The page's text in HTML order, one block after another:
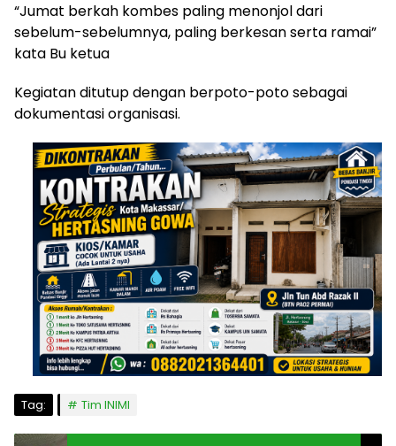
“Jumat berkah kombes paling menonjol dari
sebelum-sebelumnya, paling berkesan serta ramai”
kata Bu ketua
Kegiatan ditutup dengan berpoto-poto sebagai
dokumentasi organisasi.
Tag: Tim INIMI